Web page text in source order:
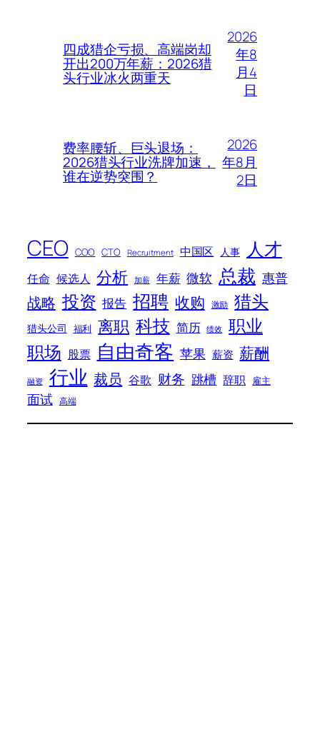
四成猎企亏损、高端岗却
开出200万年薪：2026猎
头行业冰火两重天
2026
年8
月4
日
费率腰斩、巨头退场：
2026猎头行业洗牌加速，
谁在逆势突围？
2026
年8月
2日
CEO COO CTO Recruitment 中国区 人事 人才
任命 候选人 分析 加薪 年薪 微软 总裁 惠普
战略 投资 报告 招聘 收购 激励 猎头
猎头公司 福利 离职 科技 简历 绩效 职业
职场 股票 自由奇客 苹果 薪资 薪酬
融资 行业 裁员 谷歌 财务 跳槽 辞职 雇主
面试 高端